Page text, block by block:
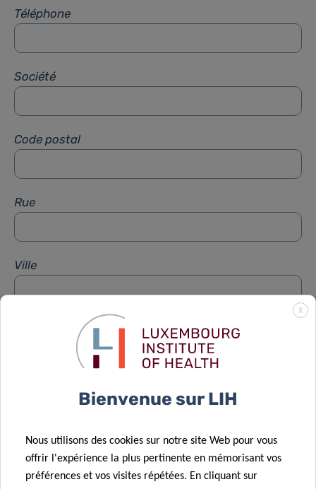
Téléphone
Société
Code postal
Rue
Ville
X
Bienvenue sur LIH
Nous utilisons des cookies sur notre site Web pour vous
offrir l'expérience la plus pertinente en mémorisant vos
préférences et vos visites répétées. En cliquant sur